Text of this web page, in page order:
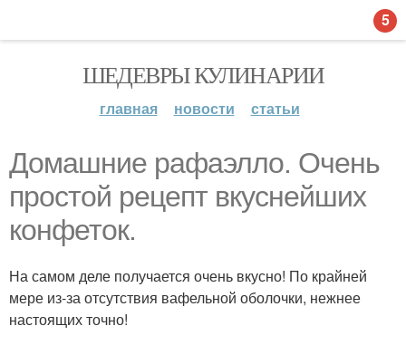
ШЕДЕВРЫ КУЛИНАРИИ
главная новости статьи
Домашние рафаэлло. Очень
простой рецепт вкуснейших
конфеток.
На самом деле получается очень вкусно! По крайней
мере из-за отсутствия вафельной оболочки, нежнее
настоящих точно!
5